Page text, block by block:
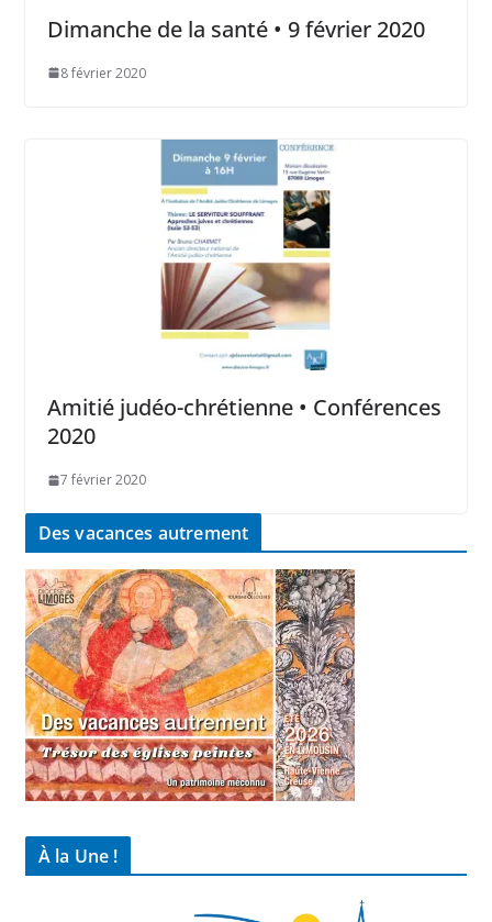
Dimanche de la santé • 9 février 2020
8 février 2020
Amitié judéo-chrétienne • Conférences
2020
7 février 2020
Des vacances autrement
À la Une !